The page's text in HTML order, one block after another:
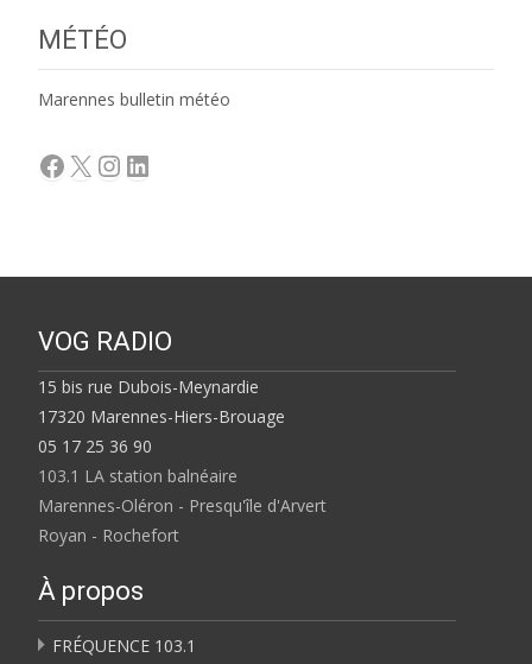
MÉTÉO
Marennes bulletin météo
Facebook
X Instagram
LinkedIn
VOG RADIO
15 bis rue Dubois-Meynardie
17320 Marennes-Hiers-Brouage
05 17 25 36 90
103.1 LA station balnéaire
Marennes-Oléron - Presqu'île d'Arvert
Royan - Rochefort
À propos
FRÉQUENCE 103.1